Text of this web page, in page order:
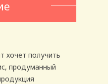
хочет получить
продуманный